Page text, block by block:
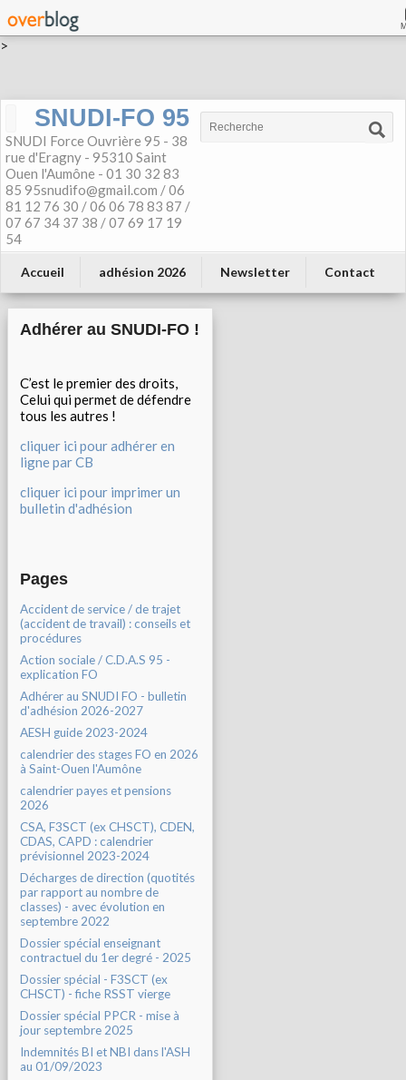
>
SNUDI-FO 95
SNUDI Force Ouvrière 95 - 38
rue d'Eragny - 95310 Saint
Ouen l'Aumône - 01 30 32 83
85 95snudifo@gmail.com / 06
81 12 76 30 / 06 06 78 83 87 /
07 67 34 37 38 / 07 69 17 19
54
Accueil adhésion 2026 Newsletter Contact
Adhérer au SNUDI-FO !
C’est le premier des droits,
Celui qui permet de défendre
tous les autres !
cliquer ici pour adhérer en
ligne par CB
cliquer ici pour imprimer un
bulletin d'adhésion
Pages
Accident de service / de trajet
(accident de travail) : conseils et
procédures
Action sociale / C.D.A.S 95 -
explication FO
Adhérer au SNUDI FO - bulletin
d'adhésion 2026-2027
AESH guide 2023-2024
calendrier des stages FO en 2026
à Saint-Ouen l'Aumône
calendrier payes et pensions
2026
CSA, F3SCT (ex CHSCT), CDEN,
CDAS, CAPD : calendrier
prévisionnel 2023-2024
Décharges de direction (quotités
par rapport au nombre de
classes) - avec évolution en
septembre 2022
Dossier spécial enseignant
contractuel du 1er degré - 2025
Dossier spécial - F3SCT (ex
CHSCT) - fiche RSST vierge
Dossier spécial PPCR - mise à
jour septembre 2025
Indemnités BI et NBI dans l'ASH
au 01/09/2023